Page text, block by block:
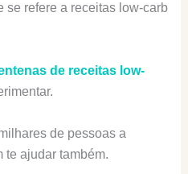
se refere a receitas low-carb
de receitas low-
de pessoas a
ajudar também.